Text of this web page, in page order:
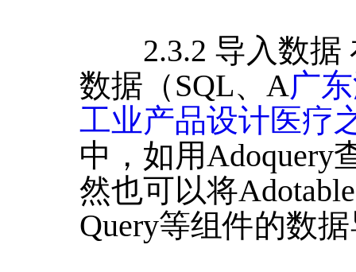
2.3.2 导入数据
数据（SQL、A广
工业产品设计医疗
中，如用Adoquery
然也可以将
Query等组件的数